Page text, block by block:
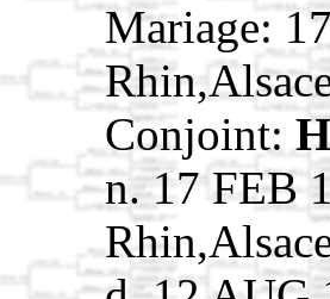
Mariage:
Conjoint:
n. 17 FEB